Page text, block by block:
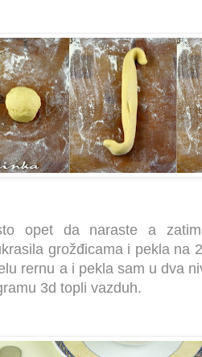
opet da naraste a zatim
grožđicama i pekla na
rernu a i pekla sam u dva
3d topli vazduh.